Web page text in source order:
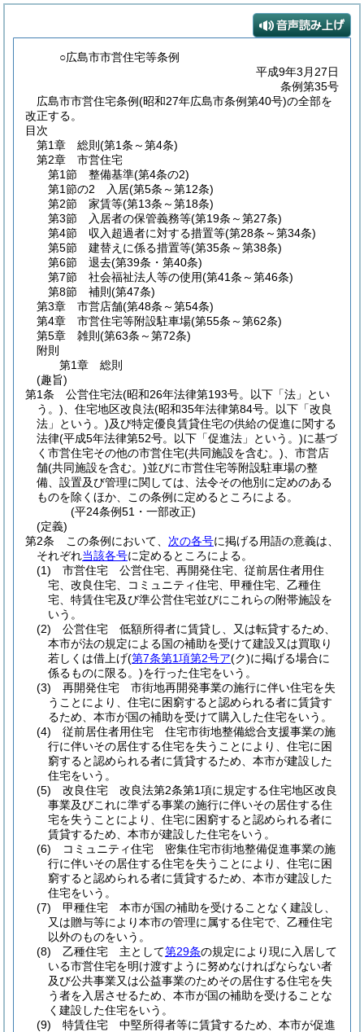
○広島市市営住宅等条例
平成9年3月27日
条例第35号
広島市市営住宅条例(昭和27年広島市条例第40号)の全部を
改正する。
目次
第1章
総則 (第1条～第4条)
第2章
市営住宅
第1節
整備基準(第4条の2)
第1節の2
入居(第5条～第12条)
第2節
家賃等(第13条～第18条)
第3節
入居者の保管義務等(第19条～第27条)
第4節
収入超過者に対する措置等(第28条～第34条)
第5節
建替えに係る措置等(第35条～第38条)
第6節
退去(第39条・第40条)
第7節
社会福祉法人等の使用(第41条～第46条)
第8節
補則 (第47条)
第3章
市営店舗(第48条～第54条)
第4章
市営住宅等附設駐車場(第55条～第62条)
第5章
雑則 (第63条～第72条)
附則
第1章
総則
(趣旨)
第1条
公営住宅法(昭和26年法律第193号。以下「法」とい
う。) 、住宅地区改良法(昭和35年法律第84号。以下「改良
法」という。)及び特定優良賃貸住宅の供給の促進に関する
法律(平成5年法律第52号。以下「促進法」という。)に基づ
く市営住宅その他の市営住宅(共同施設を含む。) 、市営店
舗(共同施設を含む。)並びに市営住宅等附設駐車場の整
備、設置及び管理に関しては、法令その他別に定めのある
ものを除くほか、この条例に定めるところによる。
(平24条例51・一部改正)
(定義)
第2条
この条例において、 次の各号に掲げる用語の意義は、
それぞれ当該各号に定めるところによる。
(1)
市営住宅 公営住宅、再開発住宅、従前居住者用住
宅、改良住宅、コミュニティ住宅、甲種住宅、乙種住
宅、特賃住宅及び準公営住宅並びにこれらの附帯施設を
いう。
(2)
公営住宅 低額所得者に賃貸し、又は転貸するため、
本市が法の規定による国の補助を受けて建設又は買取り
若しくは借上げ(第7条第1項第2号ア(ク)に掲げる場合に
係るものに限る。)を行った住宅をいう。
(3)
再開発住宅 市街地再開発事業の施行に伴い住宅を失
うことにより、住宅に困窮すると認められる者に賃貸す
るため、本市が国の補助を受けて購入した住宅をいう。
(4)
従前居住者用住宅 住宅市街地整備総合支援事業の施
行に伴いその居住する住宅を失うことにより、住宅に困
窮すると認められる者に賃貸するため、本市が建設した
住宅をいう。
(5)
改良住宅 改良法第2条第1項に規定する住宅地区改良
事業及びこれに準ずる事業の施行に伴いその居住する住
宅を失うことにより、住宅に困窮すると認められる者に
賃貸するため、本市が建設した住宅をいう。
(6)
コミュニティ住宅 密集住宅市街地整備促進事業の施
行に伴いその居住する住宅を失うことにより、住宅に困
窮すると認められる者に賃貸するため、本市が建設した
住宅をいう。
(7)
甲種住宅 本市が国の補助を受けることなく建設し、
又は贈与等により本市の管理に属する住宅で、乙種住宅
以外のものをいう。
(8)
乙種住宅 主として第29条の規定により現に入居して
いる市営住宅を明け渡すように努めなければならない者
及び公共事業又は公益事業のためその居住する住宅を失
う者を入居させるため、本市が国の補助を受けることな
く建設した住宅をいう。
(9)
特賃住宅 中堅所得者等に賃貸するため、本市が促進